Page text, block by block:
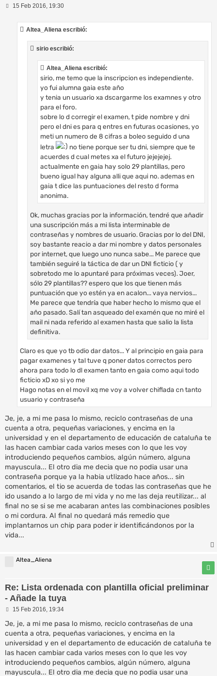
M15 Feb 2016, 19:30
Altea_Aliena escribió:
sirio escribió:
Altea_Aliena escribió:
sirio, me temo que la inscripcion es independiente.
yo fui alumna gaia este año
y tenia un usuario xa dscargarme los examnes y otro
para el foro.
sobre lo d corregir el examen, t pide nombre y dni
pero el dni es para q entres en futuras ocasiones, yo
meti un numero de 8 cifras a boleo seguido d una
letra
no tiene porque ser tu dni, siempre que te
acuerdes d cual metes xa el futuro jejejejej.
actualmente en gaia hay solo 29 plantillas, pero
bueno igual hay alguna alli que aqui no. ademas en
gaia t dice las puntuaciones del resto d forma
anonima.
Ok, muchas gracias por la información, tendré que añadir
una suscripción más a mi lista interminable de
contraseñas y nombres de usuario. Gracias por lo del DNI,
soy bastante reacio a dar mi nombre y datos personales
por internet, que luego uno nunca sabe... Me parece que
también seguiré la táctica de dar un DNI ficticio ( y
sobretodo me lo apuntaré para próximas veces). Joer,
sólo 29 plantillas?? espero que los que tienen más
puntuación que yo estén ya en acalon... vaya nervios...
Me parece que tendría que haber hecho lo mismo que el
año pasado. Salí tan asqueado del examén que no miré el
mail ni nada referido al examen hasta que salio la lista
definitiva.
Claro es que yo tb odio dar datos... Y al principio en gaia para
pagar examenes y tal tuve q poner datos correctos pero
ahora para todo lo dl examen tanto en gaia como aqui todo
ficticio xD xo si yo me
Hago notas en el movil xq me voy a volver chiflada cn tanto
usuario y contraseña
Je, je, a mi me pasa lo mismo, reciclo contraseñas de una
cuenta a otra, pequeñas variaciones, y encima en la
universidad y en el departamento de educación de cataluña te
las hacen cambiar cada varios meses con lo que les voy
introduciendo pequeños cambios, algún número, alguna
mayuscula... El otro dia me decia que no podia usar una
contraseña porque ya la habia utlizado hace años... sin
comentarios, el tio se acuerda de todas las contraseñas que he
ido usando a lo largo de mi vida y no me las deja reutilizar... al
final no se si se me acabaran antes las combinaciones posibles
o mi cordura. Al final no quedará más remedio que
implantarnos un chip para poder ir identificándonos por la
vida...
Altea_Aliena
Re: Lista ordenada con plantilla oficial preliminar
- Añade la tuya
M
n
a
j
e
15 Feb 2016, 19:34
Je, je, a mi me pasa lo mismo, reciclo contraseñas de una
cuenta a otra, pequeñas variaciones, y encima en la
universidad y en el departamento de educación de cataluña te
las hacen cambiar cada varios meses con lo que les voy
introduciendo pequeños cambios, algún número, alguna
mayuscula... El otro dia me decia que no podia usar una